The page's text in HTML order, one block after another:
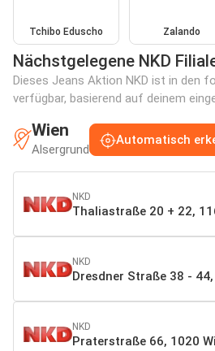
Tchibo Eduscho Zalando
Nächstgelegene NKD
Dieses Jeans Aktion NKD ist in den
verfügbar, basierend auf deinem
Wien
Alsergrund
Automatisch
NKD
Thaliastraße 20 + 22,
NKD
Dresdner Straße 38 -
NKD
Praterstraße 66, 1020